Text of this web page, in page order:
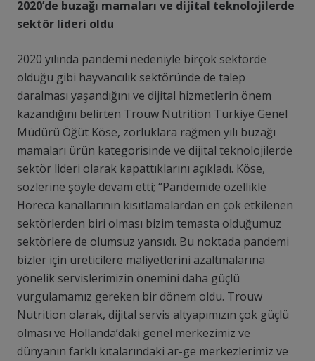
2020’de buzağı mamaları ve dijital teknolojilerde
sektör lideri oldu
2020 yılında pandemi nedeniyle birçok sektörde
olduğu gibi hayvancılık sektöründe de talep
daralması yaşandığını ve dijital hizmetlerin önem
kazandığını belirten Trouw Nutrition Türkiye Genel
Müdürü Öğüt Köse, zorluklara rağmen yılı buzağı
mamaları ürün kategorisinde ve dijital teknolojilerde
sektör lideri olarak kapattıklarını açıkladı. Köse,
sözlerine şöyle devam etti; “Pandemide özellikle
Horeca kanallarının kısıtlamalardan en çok etkilenen
sektörlerden biri olması bizim temasta olduğumuz
sektörlere de olumsuz yansıdı. Bu noktada pandemi
bizler için üreticilere maliyetlerini azaltmalarına
yönelik servislerimizin önemini daha güçlü
vurgulamamız gereken bir dönem oldu. Trouw
Nutrition olarak, dijital servis altyapımızın çok güçlü
olması ve Hollanda’daki genel merkezimiz ve
dünyanın farklı kıtalarındaki ar-ge merkezlerimiz ve